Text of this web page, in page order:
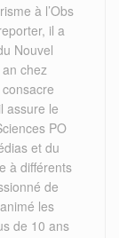
à l’Obs
il a
Nouvel
chez
assure le
PO
et du
à différents
de
les
de 10 ans